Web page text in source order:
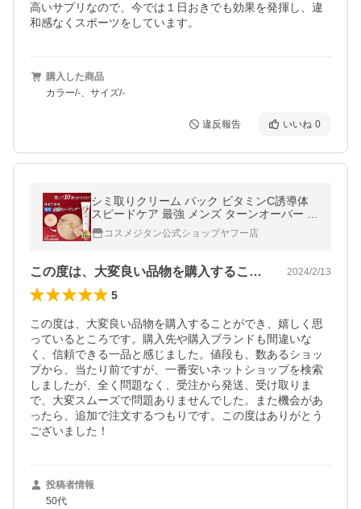
高いサプリなので、今では１日おきでも効果を発揮し、違
購入した商品
カラー/-、サイズ/-
違反報告 いいね 0
シミ取りクリーム パック ビタミンC誘導体
スピードケア 最強 メンズ ターンオーバー ニ
キビ跡 黒ずみ メラニン シミ消し ピーリング
シミキールパックC 爆買
コスメジタン公式ショップヤフー店
この度は、大変良い品物を購入することが… 2024/2/13
5
この度は、大変良い品物を購入することができ、嬉しく思
っているところです。購入先や購入ブランドも間違いな
く、信頼できる一品と感じました。値段も、数あるショッ
プから、当たり前ですが、一番安いネットショップを検索
しましたが、全く問題なく、受注から発送、受け取りま
で、大変スムーズで問題ありませんでした。また機会があ
ったら、追加で注文するつもりです。この度はありがとう
ございました！
投稿者情報
50代